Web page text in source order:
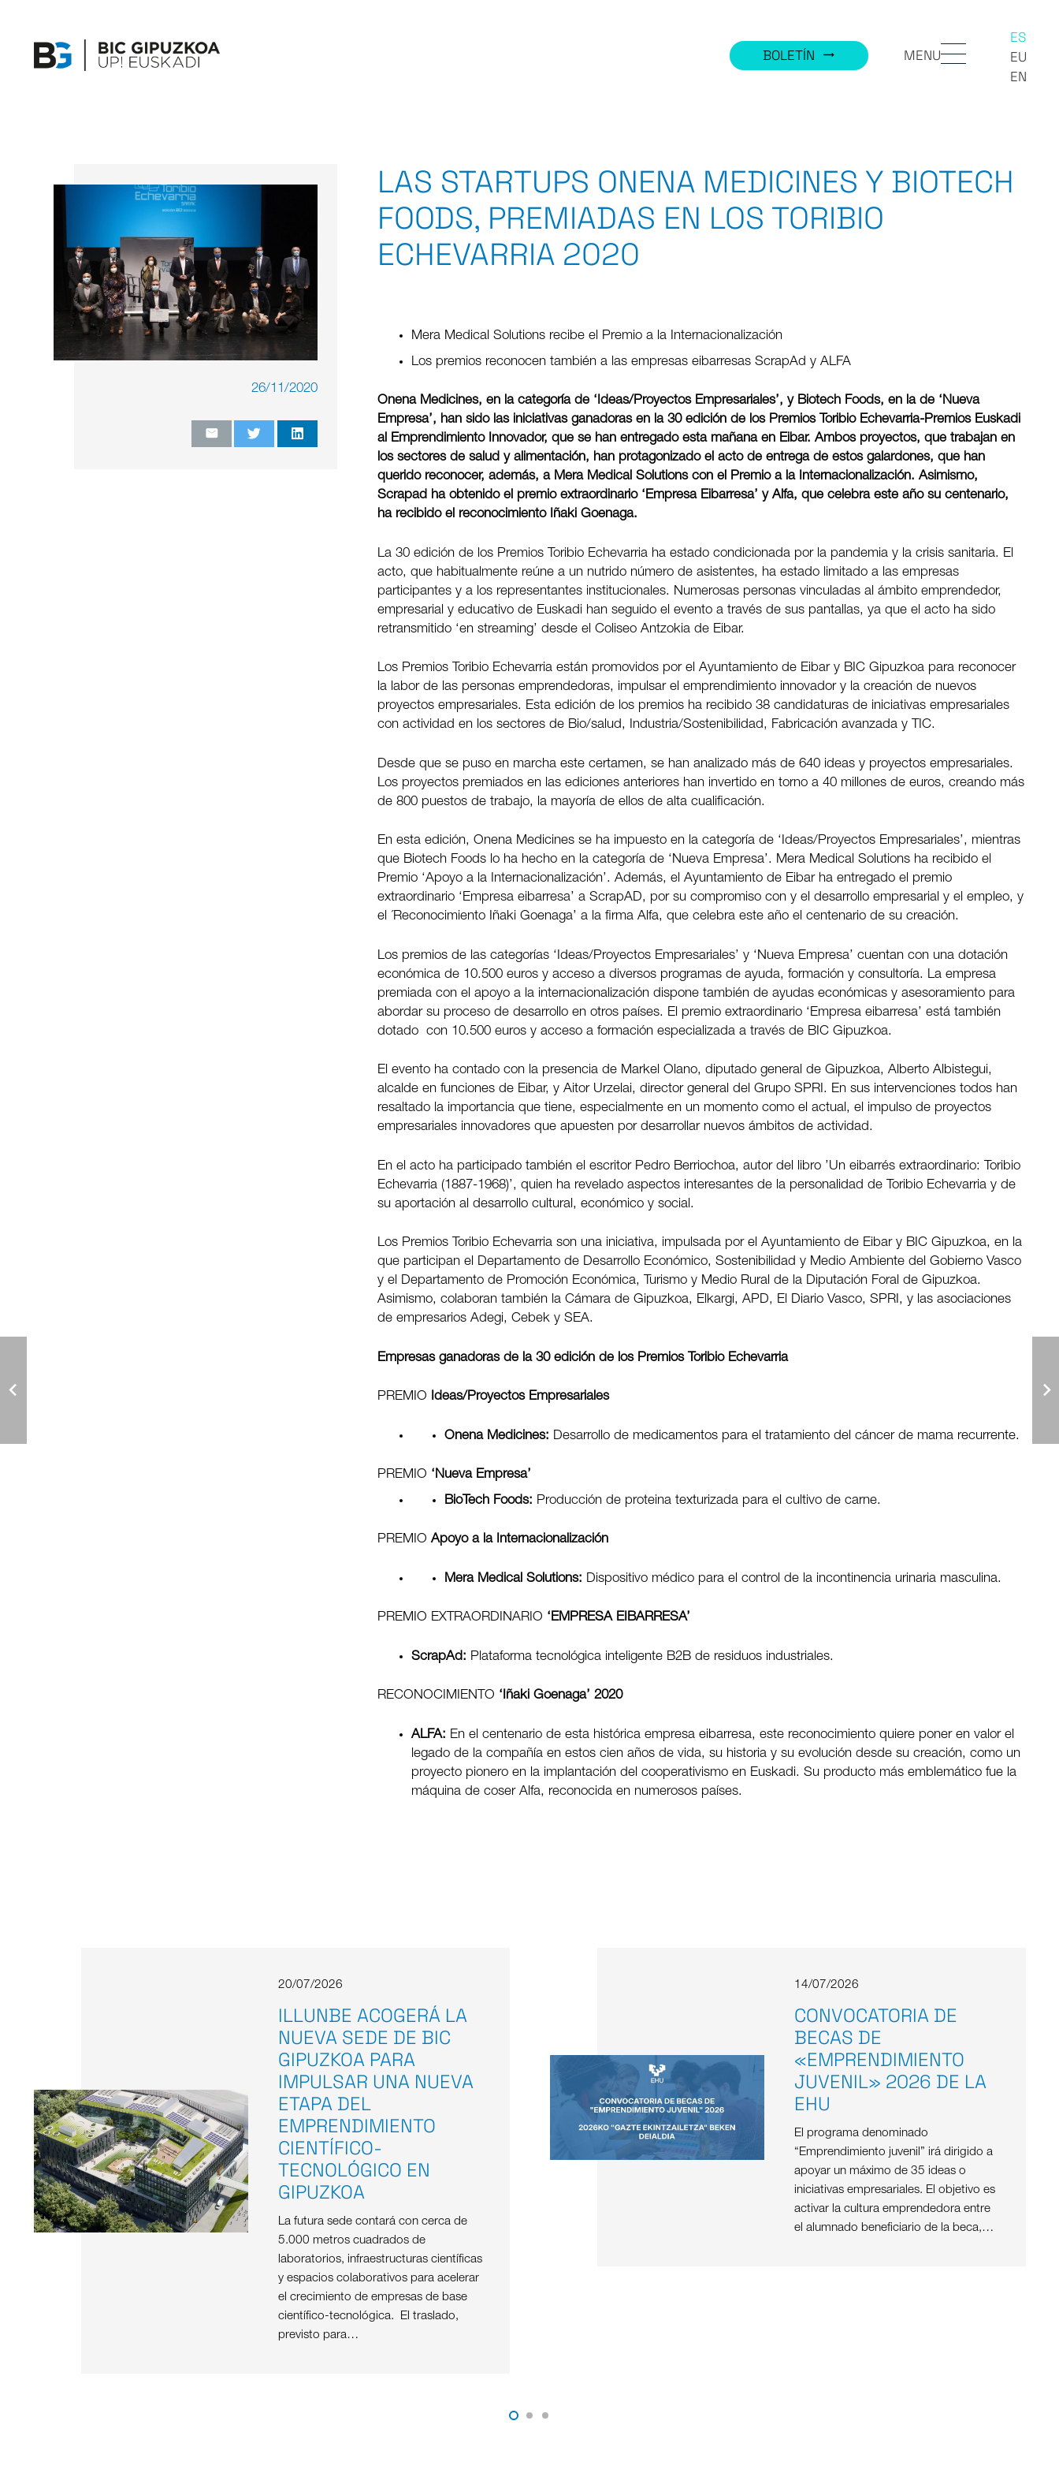
BOLETÍN trending_flat MENU
ES
EU
EN
26/11/2020
LAS STARTUPS ONENA MEDICINES Y BIOTECH
FOODS, PREMIADAS EN LOS TORIBIO
ECHEVARRIA 2020
Mera Medical Solutions recibe el Premio a la Internacionalización
Los premios reconocen también a las empresas eibarresas ScrapAd y ALFA
Onena Medicines, en la categoría de ‘Ideas/Proyectos Empresariales’, y Biotech Foods, en la de ‘Nueva
Empresa’, han sido las iniciativas ganadoras en la 30 edición de los Premios Toribio Echevarria-Premios Euskadi
al Emprendimiento Innovador, que se han entregadoesta mañanaen Eibar. Ambos proyectos, que trabajan en
los sectores de salud y alimentación, han protagonizado el acto de entrega de estos galardones, que han
querido reconocer, además, a Mera Medical Solutions con el Premio a la Internacionalización. Asimismo,
Scrapad ha obtenido el premio extraordinario ‘Empresa Eibarresa’ y Alfa, que celebra este año su centenario,
ha recibido el reconocimiento Iñaki Goenaga.
La 30 edición de los Premios Toribio Echevarria ha estado condicionada por la pandemia y la crisis sanitaria. El
acto, que habitualmente reúne a un nutrido número de asistentes, ha estado limitado a las empresas
participantes y a los representantes institucionales. Numerosas personas vinculadas al ámbito emprendedor,
empresarial y educativo de Euskadi han seguido el evento a través de sus pantallas, ya que el acto ha sido
retransmitido ‘en streaming’ desde el Coliseo Antzokia de Eibar.
Los Premios Toribio Echevarria están promovidos por el Ayuntamiento de Eibar y BIC Gipuzkoa para reconocer
la labor de las personas emprendedoras, impulsar el emprendimiento innovador y la creación de nuevos
proyectos empresariales. Esta edición de los premios ha recibido 38 candidaturas de iniciativas empresariales
con actividad en los sectores de Bio/salud, Industria/Sostenibilidad, Fabricación avanzada y TIC.
Desde que se puso en marcha este certamen, se han analizado más de 640 ideas y proyectos empresariales.
Los proyectos premiados en las ediciones anteriores han invertido en torno a 40 millones de euros, creando más
de 800 puestos de trabajo, la mayoría de ellos de alta cualificación.
En esta edición, Onena Medicines se ha impuesto en la categoría de ‘Ideas/Proyectos Empresariales’, mientras
que Biotech Foods lo ha hecho en la categoría de ‘Nueva Empresa’. Mera Medical Solutions ha recibido el
Premio ‘Apoyo a la Internacionalización’. Además, el Ayuntamiento de Eibar ha entregado el premio
extraordinario ‘Empresa eibarresa’ a ScrapAD, por su compromiso con y el desarrollo empresarial y el empleo, y
el ´Reconocimiento Iñaki Goenaga’ a la firma Alfa, que celebra este año el centenario de su creación.
Los premios de las categorías ‘Ideas/Proyectos Empresariales’ y ‘Nueva Empresa’ cuentan con una dotación
económica de 10.500 euros y acceso a diversos programas de ayuda, formación y consultoría. La empresa
premiada con el apoyo a la internacionalización dispone también de ayudas económicas y asesoramiento para
abordar su proceso de desarrollo en otros países. El premio extraordinario ‘Empresa eibarresa’ está también
dotado con 10.500 euros y acceso a formación especializada a través de BIC Gipuzkoa.
El evento ha contado con la presencia de Markel Olano, diputado general de Gipuzkoa, Alberto Albistegui,
alcalde en funciones de Eibar, y Aitor Urzelai, director general del Grupo SPRI. En sus intervenciones todos han
resaltado la importancia que tiene, especialmente en un momento como el actual, el impulso de proyectos
empresariales innovadores que apuesten por desarrollar nuevos ámbitos de actividad.
En el acto ha participado también el escritor Pedro Berriochoa, autor del libro ’Un eibarrés extraordinario: Toribio
Echevarria (1887-1968)’, quien ha revelado aspectos interesantes de la personalidad de Toribio Echevarria y de
su aportación al desarrollo cultural, económico y social.
Los Premios Toribio Echevarria son una iniciativa, impulsada por el Ayuntamiento de Eibar y BIC Gipuzkoa, en la
que participan el Departamento de Desarrollo Económico, Sostenibilidad y Medio Ambiente del Gobierno Vasco
y el Departamento de Promoción Económica, Turismo y Medio Rural de la Diputación Foral de Gipuzkoa.
Asimismo, colaboran también la Cámara de Gipuzkoa, Elkargi, APD, El Diario Vasco, SPRI, y las asociaciones
de empresarios Adegi, Cebek y SEA.
Empresas ganadoras de la 30 edición de los Premios Toribio Echevarria
PREMIO Ideas/Proyectos Empresariales
Onena Medicines: Desarrollo de medicamentos para el tratamiento del cáncer de mama recurrente.
PREMIO ‘Nueva Empresa’
BioTech Foods: Producción de proteina texturizada para el cultivo de carne.
PREMIO Apoyo a la Internacionalización
Mera Medical Solutions: Dispositivo médico para el control de la incontinencia urinaria masculina.
PREMIO EXTRAORDINARIO ‘EMPRESA EIBARRESA’
ScrapAd: Plataforma tecnológica inteligente B2B de residuos industriales.
RECONOCIMIENTO ‘Iñaki Goenaga’ 2020
ALFA: En el centenario de esta histórica empresa eibarresa, este reconocimiento quiere poner en valor el
legado de la compañía en estos cien años de vida, su historia y su evolución desde su creación, como un
proyecto pionero en la implantación del cooperativismo en Euskadi. Su producto más emblemático fue la
máquina de coser Alfa, reconocida en numerosos países.
20/07/2026
ILLUNBE ACOGERÁ LA
NUEVA SEDE DE BIC
GIPUZKOA PARA
IMPULSAR UNA NUEVA
ETAPA DEL
EMPRENDIMIENTO
CIENTÍFICO-
TECNOLÓGICO EN
GIPUZKOA
La futura sede contará con cerca de
5.000 metros cuadrados de
laboratorios, infraestructuras científicas
y espacios colaborativos para acelerar
el crecimiento de empresas de base
científico-tecnológica. El traslado,
previsto para…
14/07/2026
CONVOCATORIA DE
BECAS DE
«EMPRENDIMIENTO
JUVENIL» 2026 DE LA
EHU
El programa denominado
“Emprendimiento juvenil” irá dirigido a
apoyar un máximo de 35 ideas o
iniciativas empresariales. El objetivo es
activar la cultura emprendedora entre
el alumnado beneficiario de la beca,…